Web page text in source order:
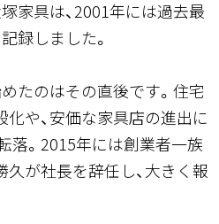
家具は、2001年には過去最
録しました。
たのはその直後です。住宅
や、安価な家具店の進出に
落。2015年には創業者一族
が社長を辞任し、大きく報